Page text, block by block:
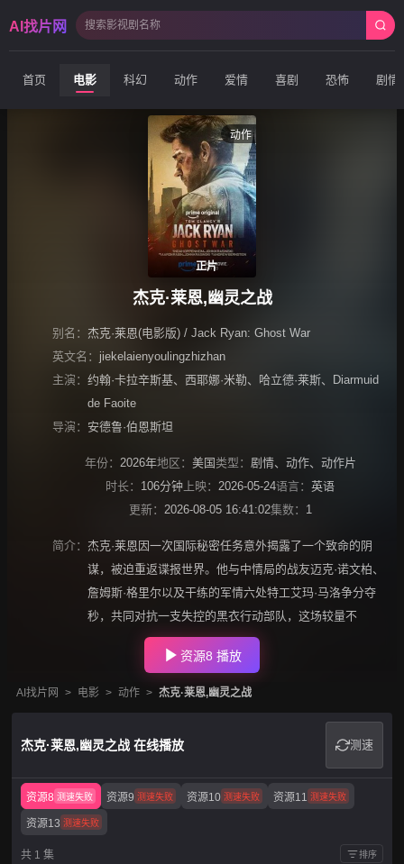
AI找片网
首页 电影 科幻 动作 爱情 喜剧 恐怖 剧情
动作
正片
杰克·莱恩,幽灵之战
别名： 杰克·莱恩(电影版) / Jack Ryan: Ghost War
英文名： jiekelaienyoulingzhizhan
主演： 约翰·卡拉辛斯基、 西耶娜·米勒、 哈立德·莱斯、
Diarmuid
de Faoite
导演： 安德鲁·伯恩斯坦
年份： 2026年地区： 美国 类型： 剧情、 动作、 动作片
时长： 106分钟 上映： 2026-05-24语言： 英语
更新： 2026-08-05 16:41:02集数： 1
简介： 杰克·莱恩因一次国际秘密任务意外揭露了一个致命的阴
谋，被迫重返谍报世界。他与中情局的战友迈克·诺文柏、
詹姆斯·格里尔以及干练的军情六处特工艾玛·马洛争分夺
秒，共同对抗一支失控的黑衣行动部队，这场较量不
资源8 播放
AI找片网 > 电影 > 动作 > 杰克·莱恩,幽灵之战
杰克·莱恩,幽灵之战 在线播放 测速
资源8 测速失败 资源9 测速失败 资源10 测速失败 资源11 测速失败
资源13 测速失败
共 1 集 排序